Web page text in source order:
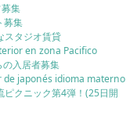
集
募集
スタジオ賃貸
en zona Pacifico
の入居者募集
de japonés idioma materno
ピクニック第4弾！(25日開